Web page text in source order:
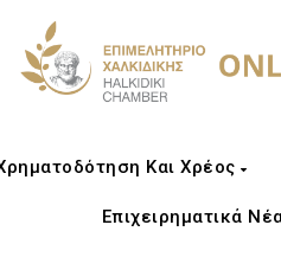
Και Χρέος
Επιχειρηματικά